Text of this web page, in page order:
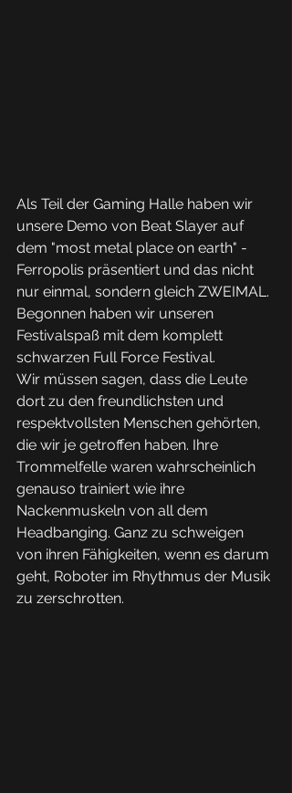
Als Teil der Gaming Halle haben wir
unsere Demo von Beat Slayer auf
dem "most metal place on earth" -
Ferropolis präsentiert und das nicht
nur einmal, sondern gleich ZWEIMAL.
Begonnen haben wir unseren
Festivalspaß mit dem komplett
schwarzen Full Force Festival.
Wir müssen sagen, dass die Leute
dort zu den freundlichsten und
respektvollsten Menschen gehörten,
die wir je getroffen haben. Ihre
Trommelfelle waren wahrscheinlich
genauso trainiert wie ihre
Nackenmuskeln von all dem
Headbanging. Ganz zu schweigen
von ihren Fähigkeiten, wenn es darum
geht, Roboter im Rhythmus der Musik
zu zerschrotten.